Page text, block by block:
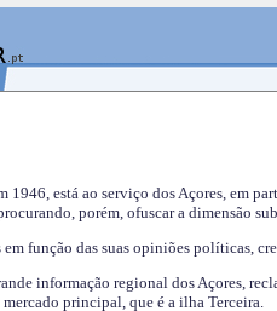
1946, está ao serviço dos Açores, em
porém, ofuscar a dimensão
função das suas opiniões políticas,
informação regional dos Açores,
principal, que é a ilha Terceira.